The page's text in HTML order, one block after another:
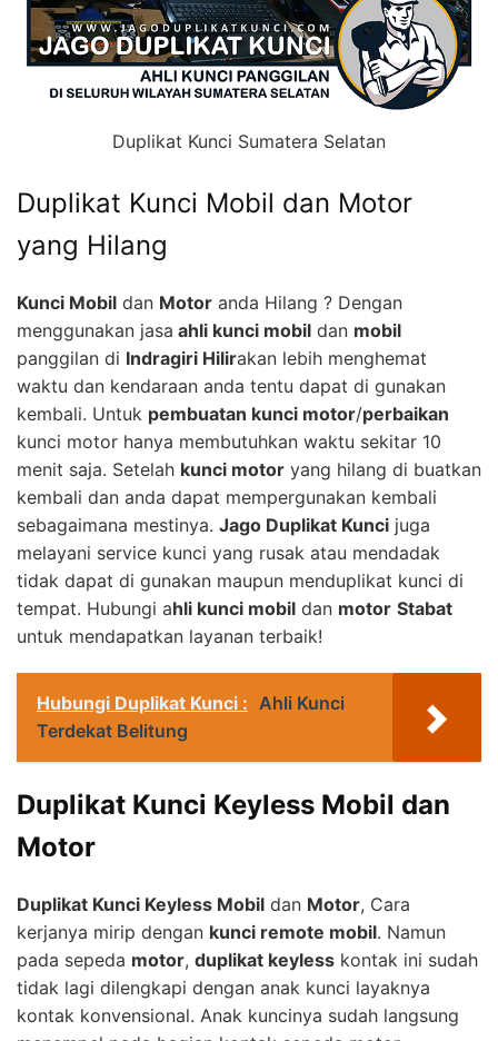
Duplikat Kunci Sumatera Selatan
Duplikat Kunci Mobil dan Motor
yang Hilang
Kunci Mobil dan Motor anda Hilang ? Dengan
menggunakan jasa ahli kunci mobil dan mobil
panggilan di Indragiri Hilirakan lebih menghemat
waktu dan kendaraan anda tentu dapat di gunakan
kembali. Untuk pembuatan kunci motor/perbaikan
kunci motor hanya membutuhkan waktu sekitar 10
menit saja. Setelah kunci motor yang hilang di buatkan
kembali dan anda dapat mempergunakan kembali
sebagaimana mestinya. Jago Duplikat Kunci juga
melayani service kunci yang rusak atau mendadak
tidak dapat di gunakan maupun menduplikat kunci di
tempat. Hubungi ahli kunci mobil dan motor Stabat
untuk mendapatkan layanan terbaik!
Hubungi Duplikat Kunci : Ahli Kunci
Terdekat Belitung
Duplikat Kunci Keyless Mobil dan
Motor
Duplikat Kunci Keyless Mobil dan Motor, Cara
kerjanya mirip dengan kunci remote mobil. Namun
pada sepeda motor, duplikat keyless kontak ini sudah
tidak lagi dilengkapi dengan anak kunci layaknya
kontak konvensional. Anak kuncinya sudah langsung